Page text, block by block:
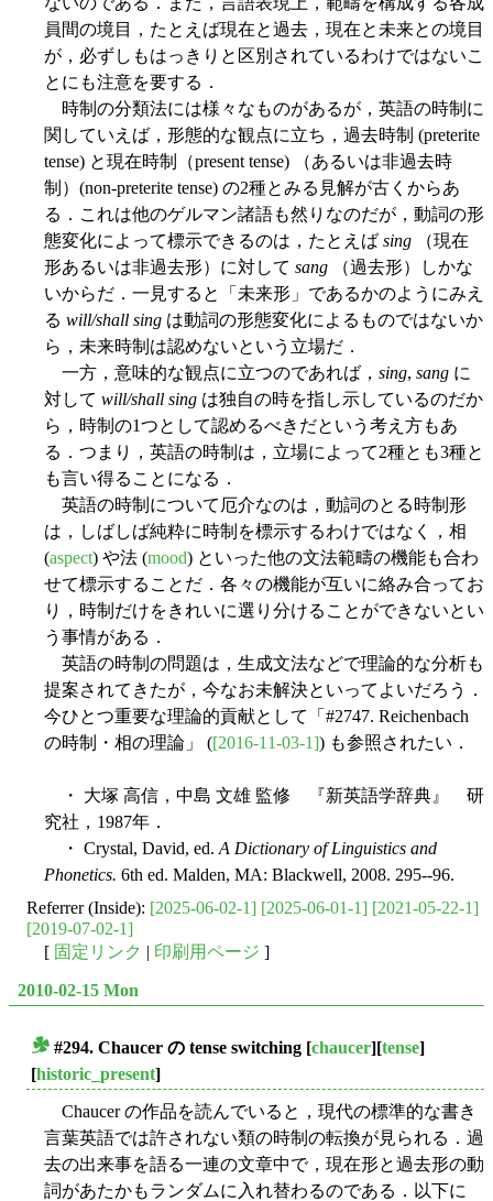
員間の境目，たとえば現在と過去，現在と未来との境目
が，必ずしもはっきりと区別されているわけではないこ
とにも注意を要する．
時制の分類法には様々なものがあるが，英語の時制に
関していえば，形態的な観点に立ち，過去時制 (preterite
tense) と現在時制（present tense) （あるいは非過去時
制）(non-preterite tense) の2種とみる見解が古くからあ
る．これは他のゲルマン諸語も然りなのだが，動詞の形
態変化によって標示できるのは，たとえば sing （現在
形あるいは非過去形）に対して sang （過去形）しかな
いからだ．一見すると「未来形」であるかのようにみえ
る will/shall sing は動詞の形態変化によるものではないか
ら，未来時制は認めないという立場だ．
一方，意味的な観点に立つのであれば， sing, sang に
対して will/shall sing は独自の時を指し示しているのだか
ら，時制の1つとして認めるべきだという考え方もあ
る．つまり，英語の時制は，立場によって2種とも3種と
も言い得ることになる．
英語の時制について厄介なのは，動詞のとる時制形
は，しばしば純粋に時制を標示するわけではなく，相
(aspect) や法 (mood) といった他の文法範疇の機能も合わ
せて標示することだ．各々の機能が互いに絡み合ってお
り，時制だけをきれいに選り分けることができないとい
う事情がある．
英語の時制の問題は，生成文法などで理論的な分析も
提案されてきたが，今なお未解決といってよいだろう．
今ひとつ重要な理論的貢献として「#2747. Reichenbach
の時制・相の理論」 ([2016-11-03-1]) も参照されたい．
・ 大塚 高信，中島 文雄 監修 『新英語学辞典』 研
究社，1987年．
・ Crystal, David, ed.A Dictionary of Linguistics and
Phonetics. 6th ed. Malden, MA: Blackwell, 2008. 295--96.
Referrer (Inside): [2025-06-02-1] [2025-06-01-1] [2021-05-22-1]
[2019-07-02-1]
[ 固定リンク | 印刷用ページ ]
2010-02-15 Mon
#294. Chaucer の tense switching [chaucer][tense]
[historic_present]
Chaucer の作品を読んでいると，現代の標準的な書き
言葉英語では許されない類の時制の転換が見られる．過
去の出来事を語る一連の文章中で，現在形と過去形の動
詞があたかもランダムに入れ替わるのである．以下に